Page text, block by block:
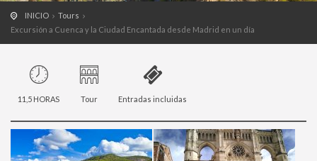
INICIO
Tours
Excursión a Cuenca y la Ciudad Encantada desde Madrid en un día
11,5 HORAS Tour Entradas incluidas